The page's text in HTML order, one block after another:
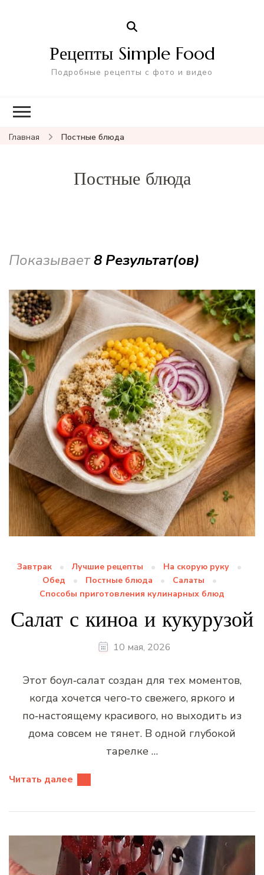
Рецепты Simple Food
Подробные рецепты с фото и видео
Главная Постные блюда
Постные блюда
Показывает8 Результат(ов)
Завтрак Лучшие рецепты
На скорую руку
Обед
Постные блюда
Салаты
Способы приготовления кулинарных блюд
Салат с киноа и кукурузой
10 мая, 2026
Этот боул‑салат создан для тех моментов,
когда хочется чего‑то свежего, яркого и
по‑настоящему красивого, но выходить из
дома совсем не тянет. В одной глубокой
тарелке …
Читать далее